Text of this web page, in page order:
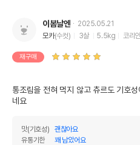
이봄날엔
2025.05.21
모카(수컷) 3살 5.5kg 코리
재구매
통조림을 전혀 먹지 않고 츄르도 기호
네요
맛(기호성)
괜찮아요
유통기한
꽤 남았어요